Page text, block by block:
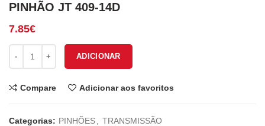
PINHÃO JT 409-14D
7.85€
ADICIONAR
Compare Adicionar aos favoritos
Categorias: PINHÕES TRANSMISSÃO